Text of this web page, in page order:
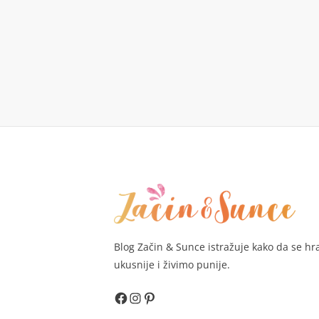
Blog Začin & Sunce istražuje kako da se
ukusnije i živimo punije.
Facebook
Instagram
Pinterest